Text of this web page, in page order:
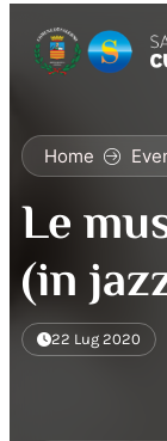
Home
Le
(in
22 Lug 2020